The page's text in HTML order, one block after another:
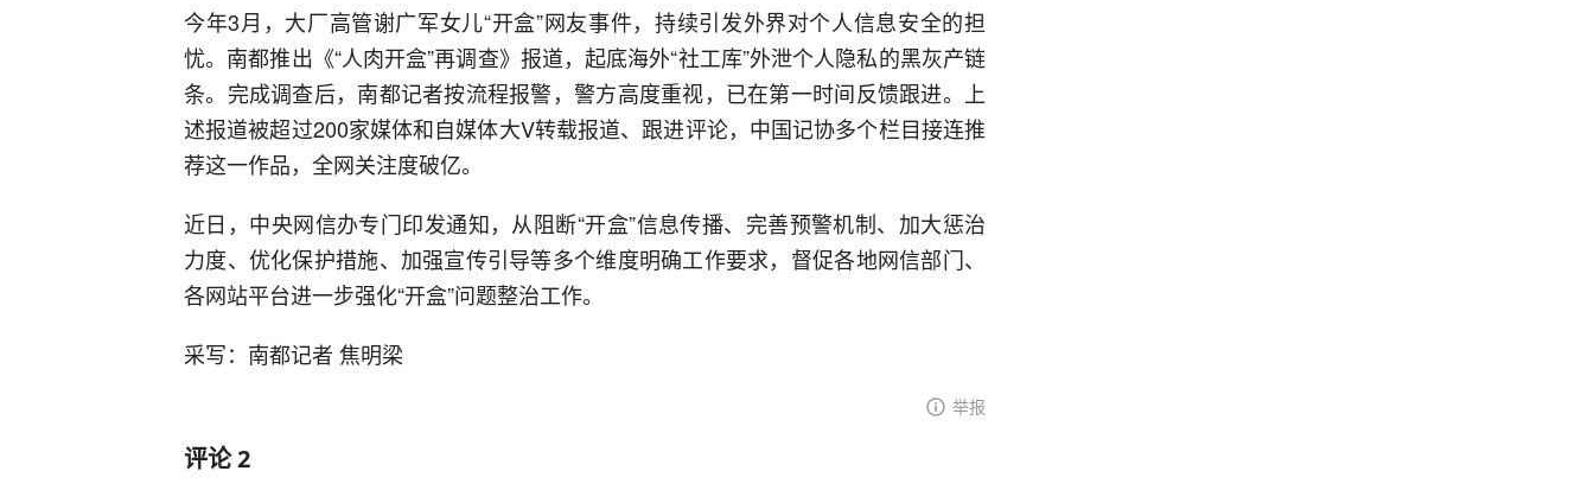
今年3月，大厂高管谢广军女儿“开盒”网友事件，持续引发外界对个人信息安全的担
忧。南都推出《“人肉开盒”再调查》报道，起底海外“社工库”外泄个人隐私的黑灰产链
条。完成调查后，南都记者按流程报警，警方高度重视，已在第一时间反馈跟进。上
述报道被超过200家媒体和自媒体大V转载报道、跟进评论，中国记协多个栏目接连推
荐这一作品，全网关注度破亿。
近日，中央网信办专门印发通知，从阻断“开盒”信息传播、完善预警机制、加大惩治
力度、优化保护措施、加强宣传引导等多个维度明确工作要求，督促各地网信部门、
各网站平台进一步强化“开盒”问题整治工作。
采写：南都记者 焦明梁
举报
评论2